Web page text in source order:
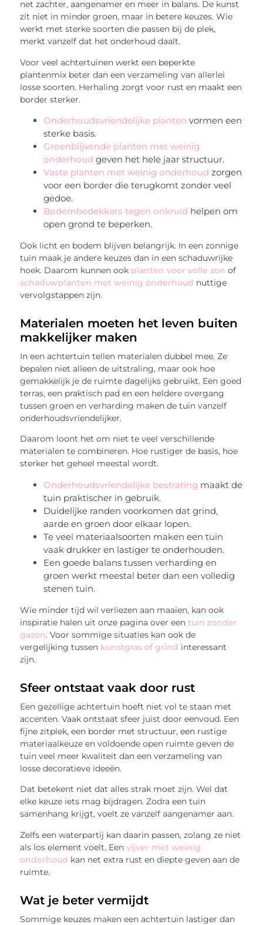
net zachter, aangenamer en meer in balans. De kunst
zit niet in minder groen, maar in betere keuzes. Wie
werkt met sterke soorten die passen bij de plek,
merkt vanzelf dat het onderhoud daalt.
Voor veel achtertuinen werkt een beperkte
plantenmix beter dan een verzameling van allerlei
losse soorten. Herhaling zorgt voor rust en maakt een
border sterker.
Onderhoudsvriendelijke planten vormen een
sterke basis.
Groenblijvende planten met weinig
onderhoud geven het hele jaar structuur.
Vaste planten met weinig onderhoud zorgen
voor een border die terugkomt zonder veel
gedoe.
Bodembedekkers tegen onkruid helpen om
open grond te beperken.
Ook licht en bodem blijven belangrijk. In een zonnige
tuin maak je andere keuzes dan in een schaduwrijke
hoek. Daarom kunnen ook planten voor volle zon of
schaduwplanten met weinig onderhoud nuttige
vervolgstappen zijn.
Materialen moeten het leven buiten
makkelijker maken
In een achtertuin tellen materialen dubbel mee. Ze
bepalen niet alleen de uitstraling, maar ook hoe
gemakkelijk je de ruimte dagelijks gebruikt. Een goed
terras, een praktisch pad en een heldere overgang
tussen groen en verharding maken de tuin vanzelf
onderhoudsvriendelijker.
Daarom loont het om niet te veel verschillende
materialen te combineren. Hoe rustiger de basis, hoe
sterker het geheel meestal wordt.
Onderhoudsvriendelijke bestrating maakt de
tuin praktischer in gebruik.
Duidelijke randen voorkomen dat grind,
aarde en groen door elkaar lopen.
Te veel materiaalsoorten maken een tuin
vaak drukker en lastiger te onderhouden.
Een goede balans tussen verharding en
groen werkt meestal beter dan een volledig
stenen tuin.
Wie minder tijd wil verliezen aan maaien, kan ook
inspiratie halen uit onze pagina over eentuin zonder
gazon. Voor sommige situaties kan ook de
vergelijking tussen kunstgras of grind interessant
zijn.
Sfeer ontstaat vaak door rust
Een gezellige achtertuin hoeft niet vol te staan met
accenten. Vaak ontstaat sfeer juist door eenvoud. Een
fijne zitplek, een border met structuur, een rustige
materiaalkeuze en voldoende open ruimte geven de
tuin veel meer kwaliteit dan een verzameling van
losse decoratieve ideeën.
Dat betekent niet dat alles strak moet zijn. Wel dat
elke keuze iets mag bijdragen. Zodra een tuin
samenhang krijgt, voelt ze vanzelf aangenamer aan.
Zelfs een waterpartij kan daarin passen, zolang ze niet
als los element voelt. Eenvijver met weinig
onderhoud kan net extra rust en diepte geven aan de
ruimte.
Wat je beter vermijdt
Sommige keuzes maken een achtertuin lastiger dan